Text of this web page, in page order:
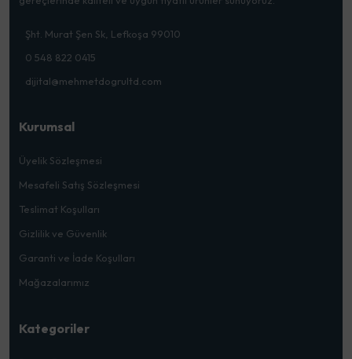
Şht. Murat Şen Sk, Lefkoşa 99010
0 548 822 0415
dijital@mehmetdogrultd.com
Kurumsal
Üyelik Sözleşmesi
Mesafeli Satış Sözleşmesi
Teslimat Koşulları
Gizlilik ve Güvenlik
Garanti ve İade Koşulları
Mağazalarımız
Kategoriler